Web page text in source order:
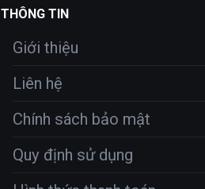
THÔNG TIN
Giới thiệu
Liên hệ
Chính sách bảo mật
Quy định sử dụng